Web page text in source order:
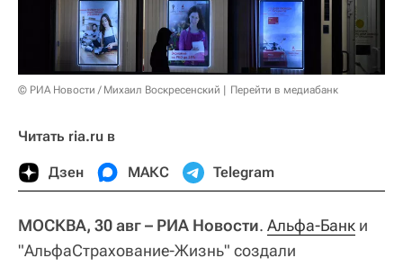
© РИА Новости / Михаил Воскресенский Перейти в медиабанк
Читать ria.ru в
Дзен МАКС Telegram
МОСКВА, 30 авг – РИА Новости. Альфа-Банк и
"АльфаСтрахование-Жизнь" создали